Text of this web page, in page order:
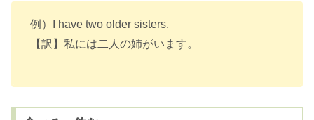
例）I have two older sisters.
【訳】私には二人の姉がいます。